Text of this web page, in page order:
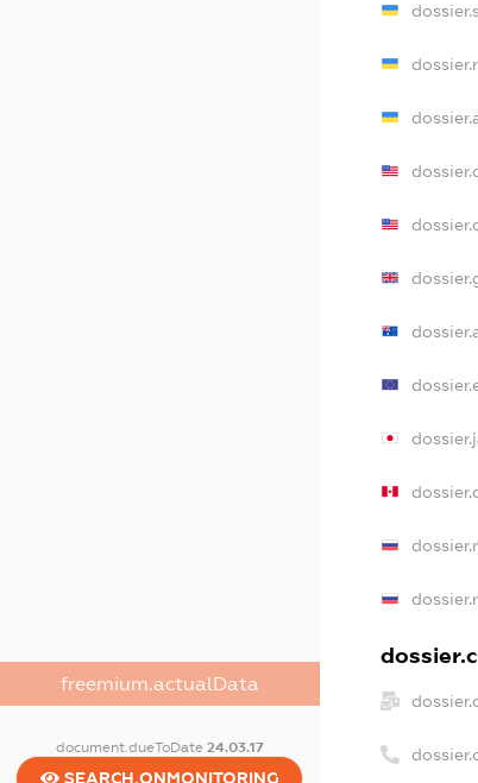
freemium.actualData
document.dueToDate 24.03.17
SEARCH.ONMONITORING